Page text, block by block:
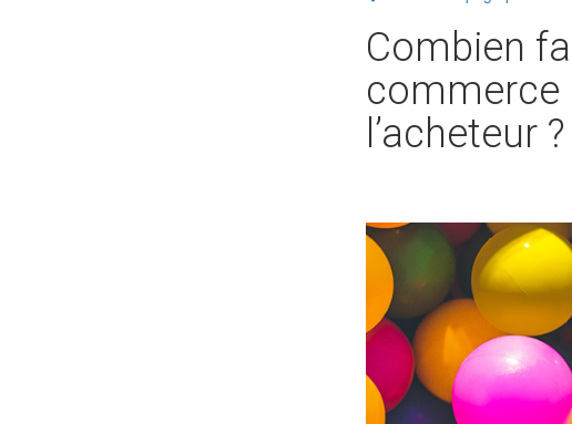
Combien
commerce
l’acheteur ?